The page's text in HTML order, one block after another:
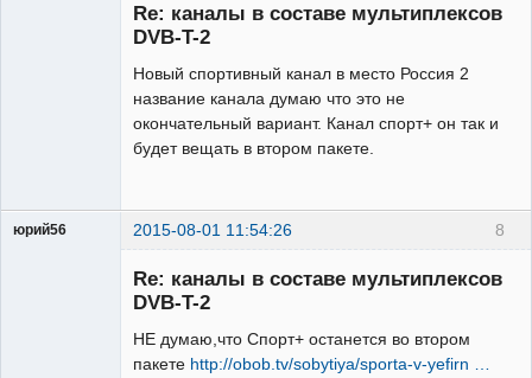
Re: каналы в составе мультиплексов
DVB-T-2
Новый спортивный канал в место Россия 2
название канала думаю что это не
окончательный вариант. Канал спорт+ он так и
будет вещать в втором пакете.
8
юрий56 2015-08-01 11:54:26
Re: каналы в составе мультиплексов
DVB-T-2
НЕ думаю,что Спорт+ останется во втором
пакете http://obob.tv/sobytiya/sporta-v-yefirn …